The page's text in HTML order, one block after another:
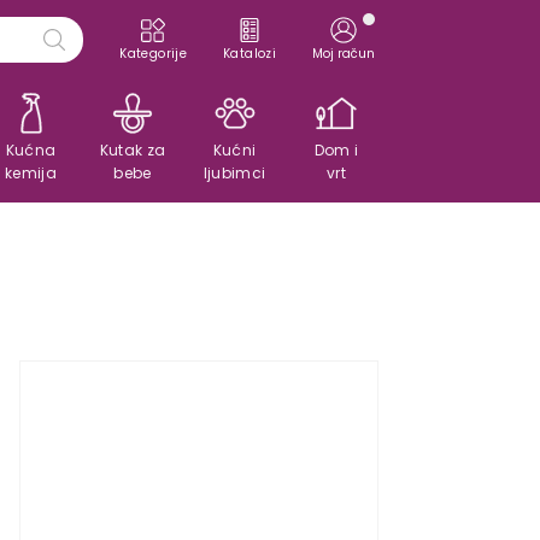
Kategorije Katalozi Moj račun
Kućna
kemija
Kutak za
bebe
Kućni
ljubimci
Dom i
vrt